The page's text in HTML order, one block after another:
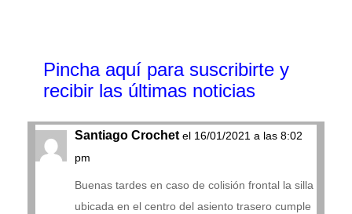
Pincha aquí para suscribirte y
recibir las últimas noticias
Santiago Crochet el 16/01/2021 a las 8:02
pm
Buenas tardes en caso de colisión frontal la silla
ubicada en el centro del asiento trasero cumple